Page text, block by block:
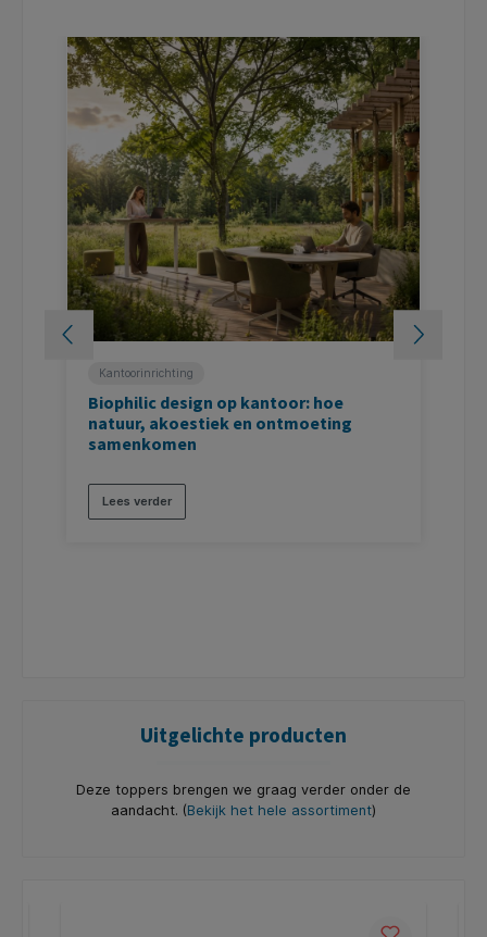
Kantoorinrichting
Biophilic design op kantoor: hoe
natuur, akoestiek en ontmoeting
samenkomen
Lees verder
Uitgelichte producten
Deze toppers brengen we graag verder onder de
aandacht. (Bekijk het hele assortiment)